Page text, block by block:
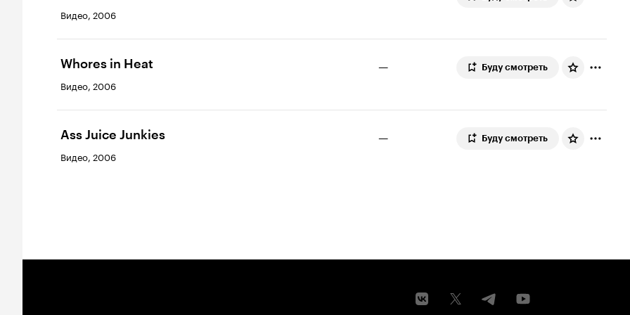
Видео, 2006
Whores in Heat
Видео, 2006
— Буду смотреть
Ass Juice Junkies
Видео, 2006
— Буду смотреть